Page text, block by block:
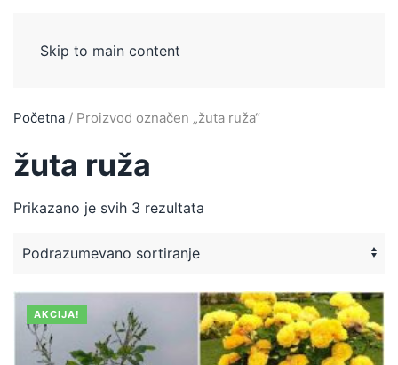
Skip to main content
Početna / Proizvod označen „žuta ruža“
žuta ruža
Prikazano je svih 3 rezultata
AKCIJA!